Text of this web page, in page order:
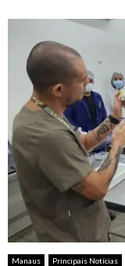
Manaus Principais Notícias